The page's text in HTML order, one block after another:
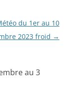
du 1er au 10
2023 froid →
au 3